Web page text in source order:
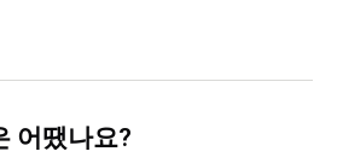
어땠나요?